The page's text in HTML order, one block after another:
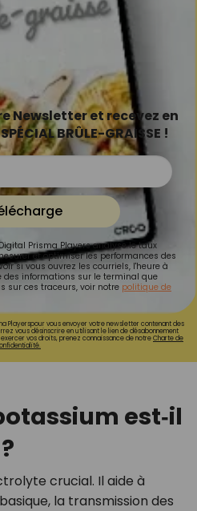
Newsletter et recevez en
BRÛLE-GRAISSE !
Prisma Players analyse le taux
et optimiser les performances des
si vous ouvrez les courriels, l'heure à
des informations sur le terminal que
sur ces traceurs, voir notre politique de
Playerspour vous envoyer votre newsletter contenant des
vous désinscrire en utilisant le lien de désabonnement
vos droits, prenez connaissance de notreCharte de
est‑il
crucial. Il aide à
la transmission des